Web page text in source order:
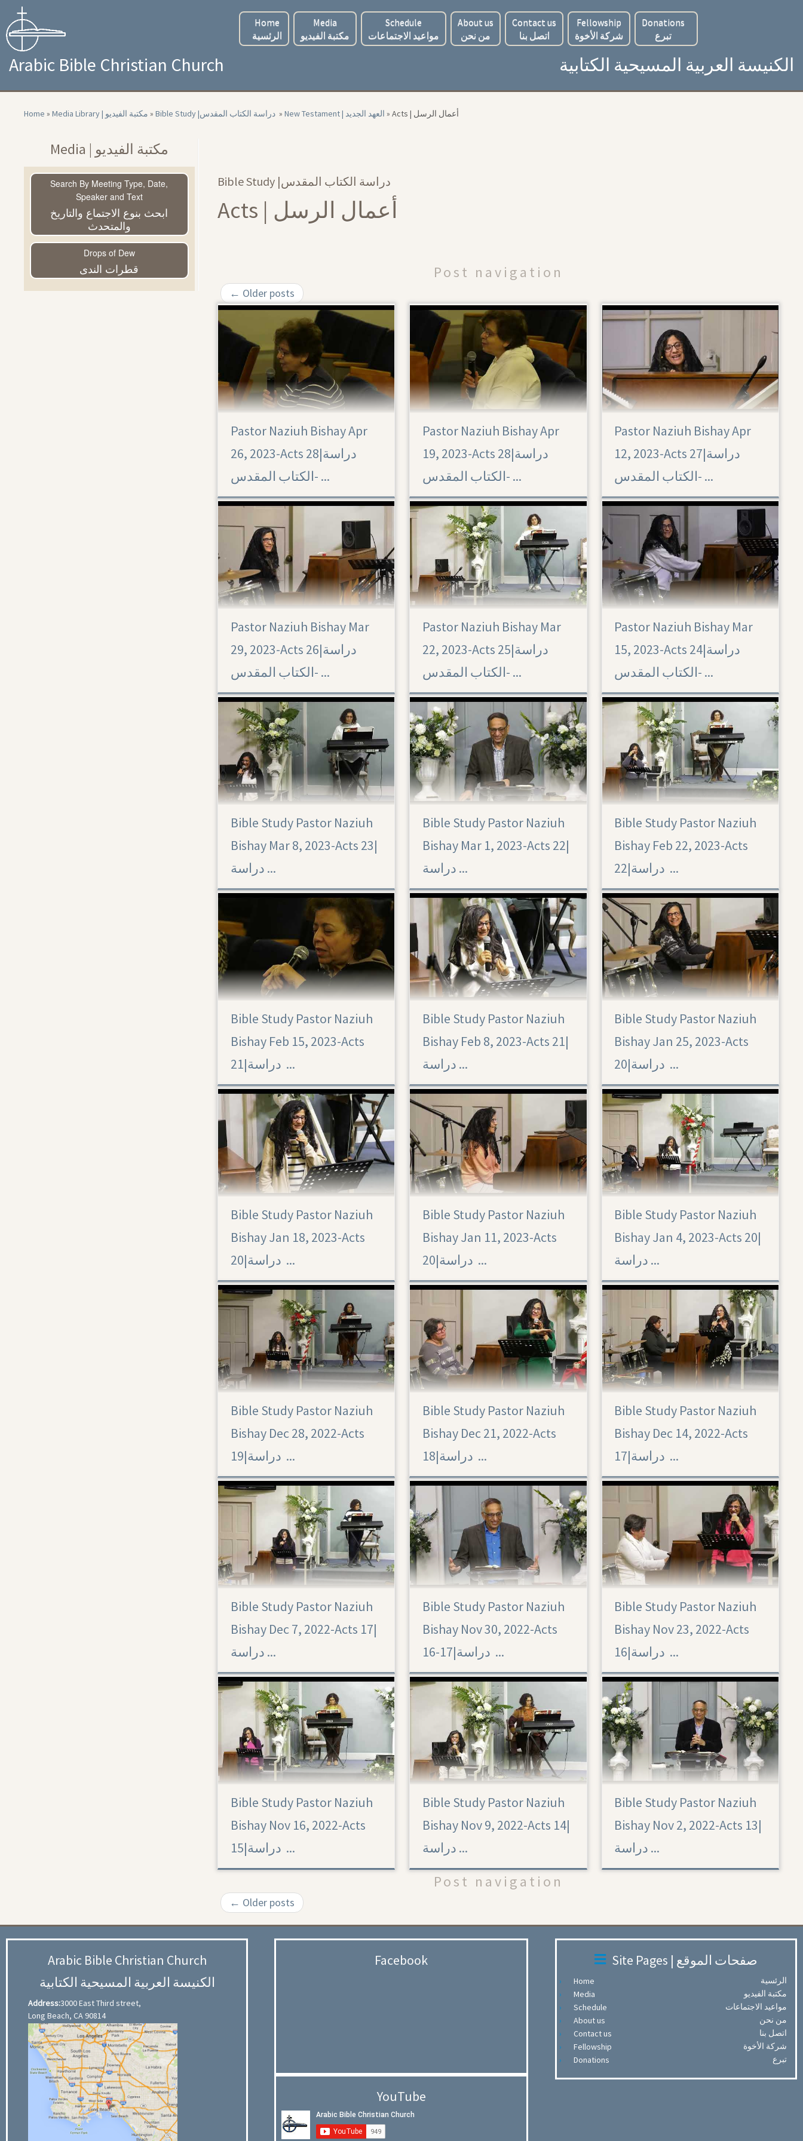
content
Home
الرئسية
Media
مكتبة الفيديو
Schedule
مواعيد الاجتماعات
About us
من نحن
Contact us
اتصل بنا
Fellowship
شركة الأخوة
Donations
تبرع
Arabic Bible Christian Church الكنيسة العربية المسيحية الكتابية
Home » Media Library | مكتبة الفيديو » Bible Study |‏ دراسة الكتاب المقدس » New Testament | العهد الجديد » Acts | أعمال الرسل
Media | مكتبة الفيديو
Search By Meeting Type, Date,
Speaker and Text
ابحث بنوع الاجتماع والتاريخ
والمتحدث
Drops of Dew
قطرات الندى
Bible Study |‏ دراسة الكتاب المقدس
Acts | أعمال الرسل
Post navigation
← Older posts
Pastor Naziuh Bishay Apr
26, 2023-Acts 28|‏ دراسة
الكتاب المقدس- ...
Pastor Naziuh Bishay Apr
19, 2023-Acts 28|‏ دراسة
الكتاب المقدس- ...
Pastor Naziuh Bishay Apr
12, 2023-Acts 27|‏ دراسة
الكتاب المقدس- ...
Pastor Naziuh Bishay Mar
29, 2023-Acts 26|‏ دراسة
الكتاب المقدس- ...
Pastor Naziuh Bishay Mar
22, 2023-Acts 25|‏ دراسة
الكتاب المقدس- ...
Pastor Naziuh Bishay Mar
15, 2023-Acts 24|‏ دراسة
الكتاب المقدس- ...
Bible Study Pastor Naziuh
Bishay Mar 8, 2023-Acts 23|‏
دراسة ...
Bible Study Pastor Naziuh
Bishay Mar 1, 2023-Acts 22|‏
دراسة ...
Bible Study Pastor Naziuh
Bishay Feb 22, 2023-Acts
22|‏ دراسة ...
Bible Study Pastor Naziuh
Bishay Feb 15, 2023-Acts
21|‏ دراسة ...
Bible Study Pastor Naziuh
Bishay Feb 8, 2023-Acts 21|‏
دراسة ...
Bible Study Pastor Naziuh
Bishay Jan 25, 2023-Acts
20|‏ دراسة ...
Bible Study Pastor Naziuh
Bishay Jan 18, 2023-Acts
20|‏ دراسة ...
Bible Study Pastor Naziuh
Bishay Jan 11, 2023-Acts
20|‏ دراسة ...
Bible Study Pastor Naziuh
Bishay Jan 4, 2023-Acts 20|‏
دراسة ...
Bible Study Pastor Naziuh
Bishay Dec 28, 2022-Acts
19|‏ دراسة ...
Bible Study Pastor Naziuh
Bishay Dec 21, 2022-Acts
18|‏ دراسة ...
Bible Study Pastor Naziuh
Bishay Dec 14, 2022-Acts
17|‏ دراسة ...
Bible Study Pastor Naziuh
Bishay Dec 7, 2022-Acts 17|‏
دراسة ...
Bible Study Pastor Naziuh
Bishay Nov 30, 2022-Acts
16-17|‏ دراسة ...
Bible Study Pastor Naziuh
Bishay Nov 23, 2022-Acts
16|‏ دراسة ...
Bible Study Pastor Naziuh
Bishay Nov 16, 2022-Acts
15|‏ دراسة ...
Bible Study Pastor Naziuh
Bishay Nov 9, 2022-Acts 14|‏
دراسة ...
Bible Study Pastor Naziuh
Bishay Nov 2, 2022-Acts 13|‏
دراسة ...
Post navigation
← Older posts
Arabic Bible Christian Church
الكنيسة العربية المسيحية الكتابية
Address:3000 East Third street,
Long Beach, CA 90814
Facebook
YouTube
Site Pages | صفحات الموقع
Home
الرئسية
Media
مكتبة الفيديو
Schedule
مواعيد الاجتماعات
About us
من نحن
Contact us
اتصل بنا
Fellowship
شركة الأخوة
Donations
تبرع